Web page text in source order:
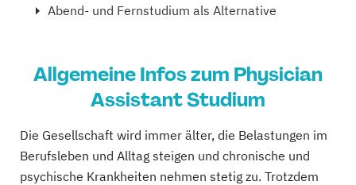
Abend- und Fernstudium als Alternative
Allgemeine Infos zum Physician
Assistant Studium
Die Gesellschaft wird immer älter, die Belastungen im
Berufsleben und Alltag steigen und chronische und
psychische Krankheiten nehmen stetig zu. Trotzdem